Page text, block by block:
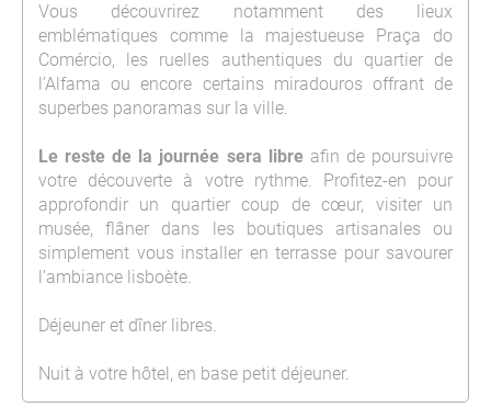
Vous découvrirez notamment des lieux
emblématiques comme la majestueuse Praça do
Comércio, les ruelles authentiques du quartier de
l’Alfama ou encore certains miradouros offrant de
superbes panoramas sur la ville.
Le reste de la journée sera libre afin de poursuivre
votre découverte à votre rythme. Profitez-en pour
approfondir un quartier coup de cœur, visiter un
musée, flâner dans les boutiques artisanales ou
simplement vous installer en terrasse pour savourer
l’ambiance lisboète.
Déjeuner et dîner libres.
Nuit à votre hôtel, en base petit déjeuner.